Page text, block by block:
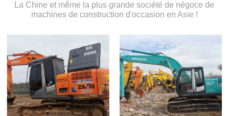
La Chine et même la plus grande société de négoce de
machines de construction d'occasion en Asie !